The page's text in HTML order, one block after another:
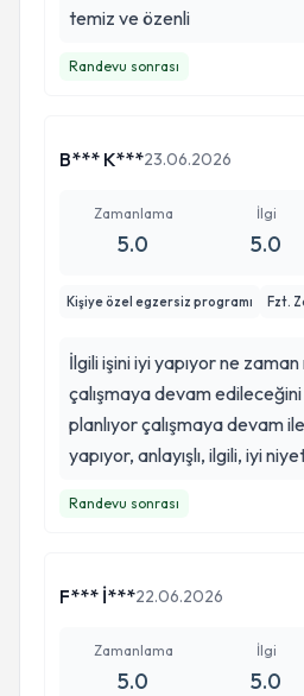
temiz ve özenli
Randevu sonrası
B*** K***23.06.2026
Zamanlama
5.0
İlgi
5.0
Kişiye özel egzersiz programı Fzt.
İlgili işini iyi yapıyor ne zaman
çalışmaya devam
planlıyor çalışmaya devam
yapıyor, anlayışlı, ilgili, iyi
Randevu sonrası
F*** İ***22.06.2026
Zamanlama
5.0
İlgi
5.0